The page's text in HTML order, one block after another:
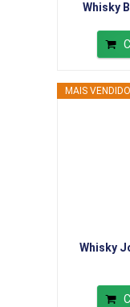
Whisky
MAIS
Whisky